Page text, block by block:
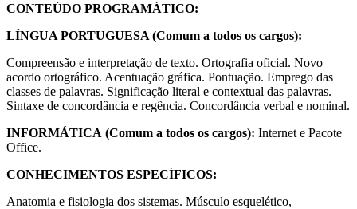
CONTEÚDO PROGRAMÁTICO:
LÍNGUA PORTUGUESA (Comum a todos os cargos):
Compreensão e interpretação de texto. Ortografia oficial. Novo
acordo ortográfico. Acentuação gráfica. Pontuação. Emprego das
classes de palavras. Significação literal e contextual das palavras.
Sintaxe de concordância e regência. Concordância verbal e nominal.
INFORMÁTICA (Comum a todos os cargos): Internet e Pacote
Office.
CONHECIMENTOS ESPECÍFICOS:
Anatomia e fisiologia dos sistemas. Músculo esquelético,